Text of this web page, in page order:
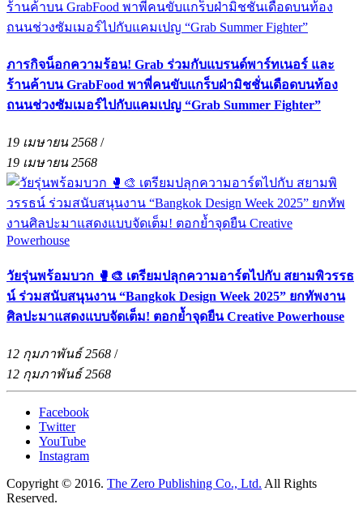
ภารกิจน็อกความร้อน! Grab ร่วมกับแบรนด์พาร์ทเนอร์ และ
ร้านค้าบน GrabFood พาพี่คนขับแกร็บฝ่ามิชชั่นเดือดบนท้อง
ถนนช่วงซัมเมอร์ไปกับแคมเปญ “Grab Summer Fighter”
19 เมษายน 2568 /
19 เมษายน 2568
วัยรุ่นพร้อมบวก 🥊🎨 เตรียมปลุกความอาร์ตไปกับ สยามพิวรรธ
น์ ร่วมสนับสนุนงาน “Bangkok Design Week 2025” ยกทัพงาน
ศิลปะมาแสดงแบบจัดเต็ม! ตอกย้ำจุดยืน Creative Powerhouse
12 กุมภาพันธ์ 2568 /
12 กุมภาพันธ์ 2568
Facebook
Twitter
YouTube
Instagram
Copyright © 2016. The Zero Publishing Co., Ltd. All Rights
Reserved.